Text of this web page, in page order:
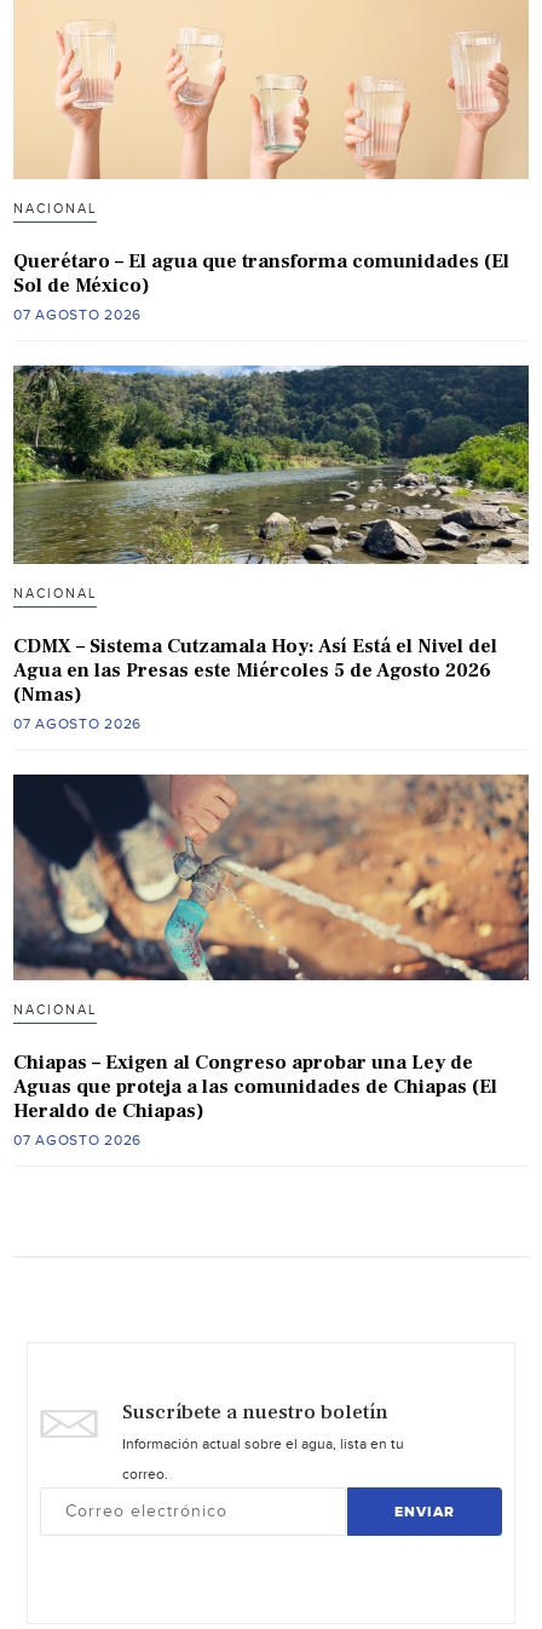
NACIONAL
Querétaro – El agua que transforma comunidades (El
Sol de México)
07 AGOSTO 2026
NACIONAL
CDMX – Sistema Cutzamala Hoy: Así Está el Nivel del
Agua en las Presas este Miércoles 5 de Agosto 2026
(Nmas)
07 AGOSTO 2026
NACIONAL
Chiapas – Exigen al Congreso aprobar una Ley de
Aguas que proteja a las comunidades de Chiapas (El
Heraldo de Chiapas)
07 AGOSTO 2026
Suscríbete a nuestro boletín
Información actual sobre el agua, lista en tu
correo.
ENVIAR